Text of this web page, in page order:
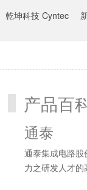
乾坤科技 Cyntec
产品百
通泰
通泰集成电路
力之研发人才的